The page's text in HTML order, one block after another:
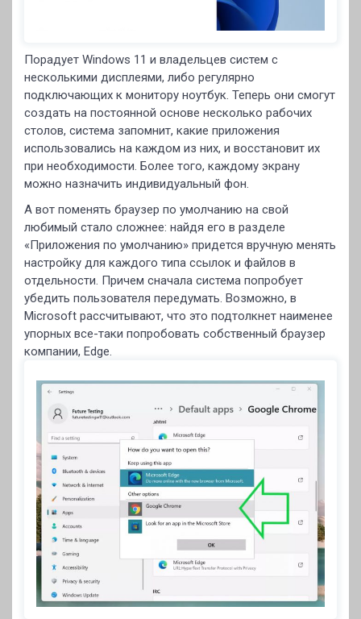
Порадует Windows 11 и владельцев систем с
несколькими дисплеями, либо регулярно
подключающих к монитору ноутбук. Теперь они смогут
создать на постоянной основе несколько рабочих
столов, система запомнит, какие приложения
использовались на каждом из них, и восстановит их
при необходимости. Более того, каждому экрану
можно назначить индивидуальный фон.
А вот поменять браузер по умолчанию на свой
любимый стало сложнее: найдя его в разделе
«Приложения по умолчанию» придется вручную менять
настройку для каждого типа ссылок и файлов в
отдельности. Причем сначала система попробует
убедить пользователя передумать. Возможно, в
Microsoft рассчитывают, что это подтолкнет наименее
упорных все-таки попробовать собственный браузер
компании, Edge.